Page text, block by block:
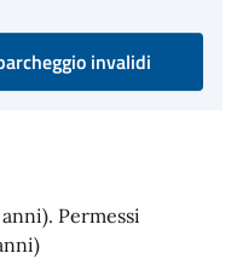
invalidi
Permessi